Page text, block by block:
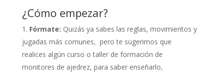
¿Cómo empezar?
Fórmate: Quizás ya sabes las reglas, movimientos y
jugadas más comunes, pero te sugerimos que
realices algún curso o taller de formación de
monitores de ajedrez, para saber enseñarlo,